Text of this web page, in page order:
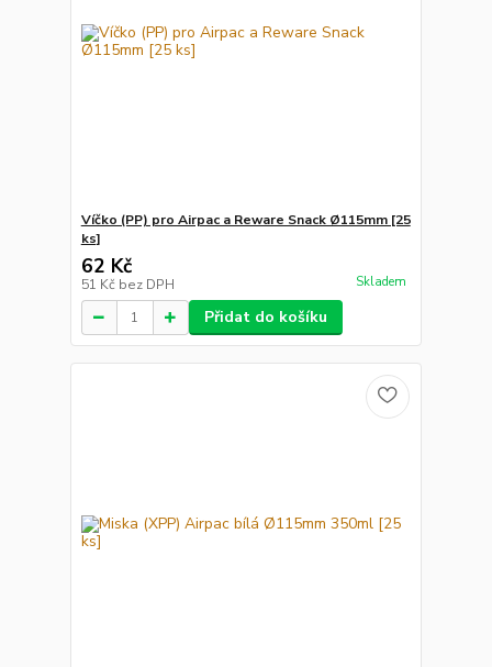
Víčko (PP) pro Airpac a Reware Snack Ø115mm [25
ks]
62 Kč
51 Kč bez DPH Skladem
Přidat do košíku